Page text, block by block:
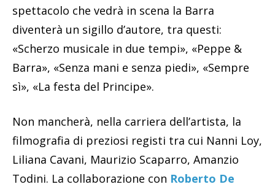
spettacolo che vedrà in scena la Barra
diventerà un sigillo d’autore, tra questi:
«Scherzo musicale in due tempi», «Peppe &
Barra», «Senza mani e senza piedi», «Sempre
sì», «La festa del Principe».
Non mancherà, nella carriera dell’artista, la
filmografia di preziosi registi tra cui Nanni Loy,
Liliana Cavani, Maurizio Scaparro, Amanzio
Todini. La collaborazione con Roberto De